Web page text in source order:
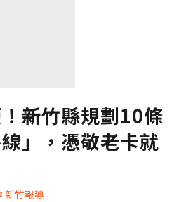
新竹縣規劃10條
線」，憑敬老卡就
新竹報導